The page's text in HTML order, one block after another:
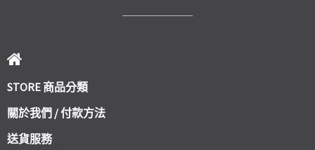
STORE 商品分類
關於我們 / 付款方法
送貨服務